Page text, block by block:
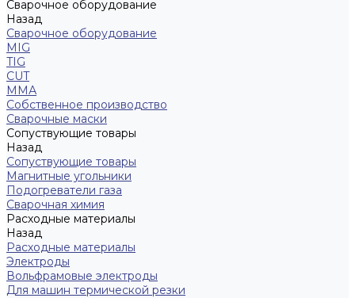
Сварочное оборудование
Назад
Сварочное оборудование
MIG
TIG
CUT
ММА
Собственное производство
Сварочные маски
Сопуствующие товары
Назад
Сопуствующие товары
Магнитные угольники
Подогреватели газа
Сварочная химия
Расходные материалы
Назад
Расходные материалы
Электроды
Вольфрамовые электроды
Для машин термической резки